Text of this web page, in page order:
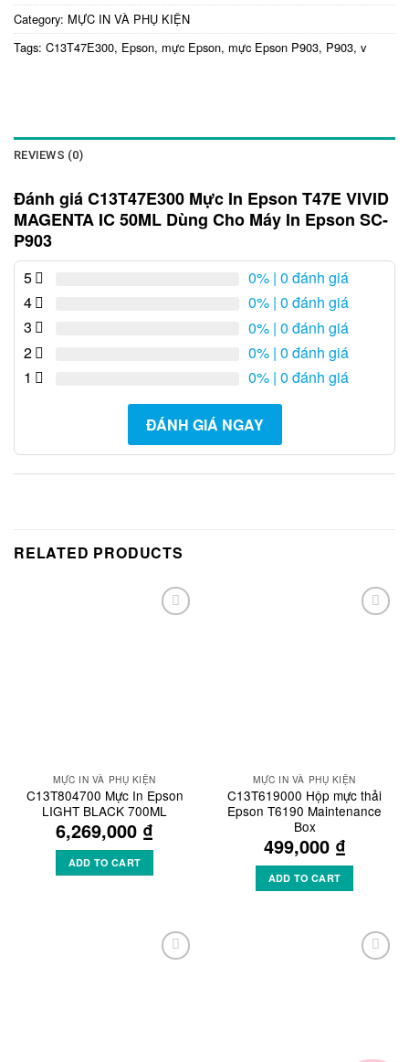
Category: MỰC IN VÀ PHỤ KIỆN
Tags: C13T47E300, Epson, mực Epson, mực Epson P903, P903, v
REVIEWS (0)
Đánh giá C13T47E300 Mực In Epson T47E VIVID
MAGENTA IC 50ML Dùng Cho Máy In Epson SC-
P903
5 0% | 0 đánh giá
4
0% | 0 đánh giá
3
0% | 0 đánh giá
2
0% | 0 đánh giá
1
0% | 0 đánh giá
ĐÁNH GIÁ NGAY
RELATED PRODUCTS
MỰC IN VÀ PHỤ KIỆN
C13T804700 Mực In Epson
LIGHT BLACK 700ML
6,269,000 ₫
ADD TO CART
MỰC IN VÀ PHỤ KIỆN
C13T619000 Hộp mực thải
Epson T6190 Maintenance
Box
499,000 ₫
ADD TO CART